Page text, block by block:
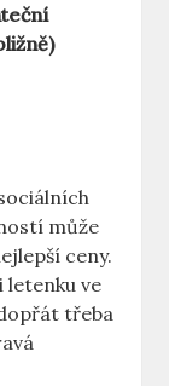
může
ceny.
letenku ve
třeba